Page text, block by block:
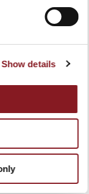
Show details
Lieferung in 6 -
10 Werktagen
Zahlungseingang
**
Volano-
die
Artikel